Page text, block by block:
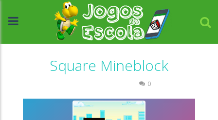
Square Mineblock
0